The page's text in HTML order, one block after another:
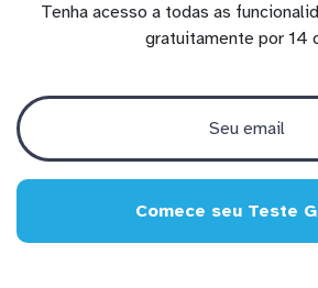
Tenha acesso a todas as
gratuitamente por 14
Comece seu Teste